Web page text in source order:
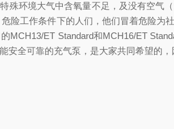
殊环境大气中含氧量不足，及没有空气
险工作条件下的人们，他们冒着危险为
MCH13/ET Standard和MCH16/ET
安全可靠的充气泵，是大家共同希望的